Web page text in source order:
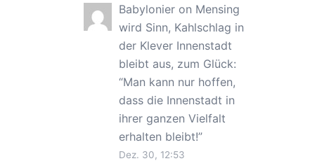
Babylonieron Mensing
wird Sinn, Kahlschlag in
der Klever Innenstadt
bleibt aus, zum Glück:
“Man kann nur hoffen,
dass die Innenstadt in
ihrer ganzen Vielfalt
erhalten bleibt!”
Dez. 30, 12:53